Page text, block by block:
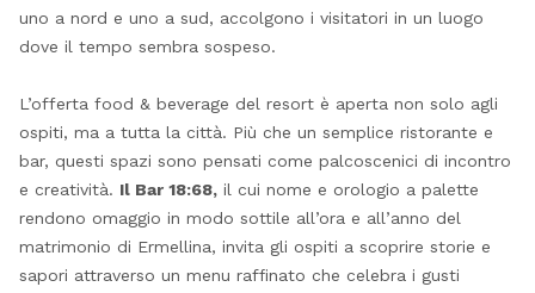
uno a nord e uno a sud, accolgono i visitatori in un luogo
dove il tempo sembra sospeso.
L’offerta food & beverage del resort è aperta non solo agli
ospiti, ma a tutta la città. Più che un semplice ristorante e
bar, questi spazi sono pensati come palcoscenici di incontro
e creatività. Il Bar 18:68,il cui nome e orologio a palette
rendono omaggio in modo sottile all’ora e all’anno del
matrimonio di Ermellina, invita gli ospiti a scoprire storie e
sapori attraverso un menu raffinato che celebra i gusti